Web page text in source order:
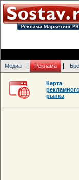
Медиа Реклама
Карта
рынка